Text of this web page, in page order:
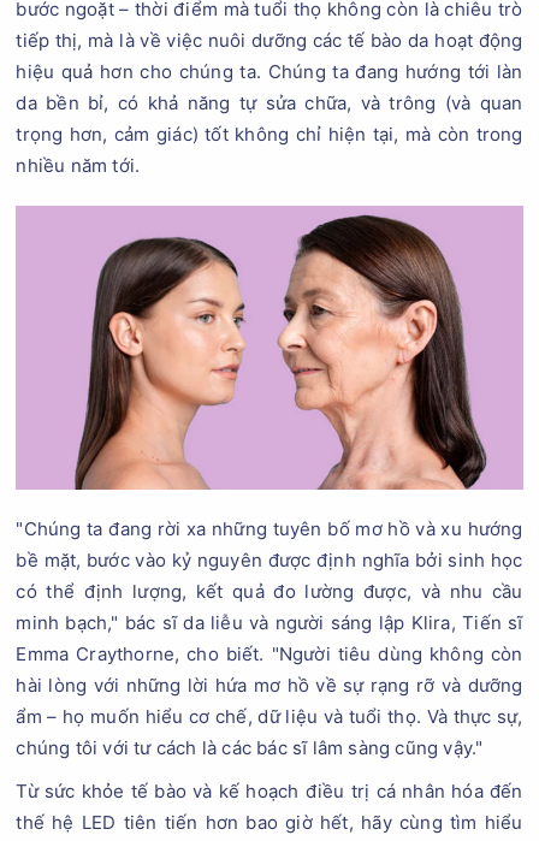
bước ngoặt – thời điểm mà tuổi thọ không còn là chiêu trò
tiếp thị, mà là về việc nuôi dưỡng các tế bào da hoạt động
hiệu quả hơn cho chúng ta. Chúng ta đang hướng tới làn
da bền bỉ, có khả năng tự sửa chữa, và trông (và quan
trọng hơn, cảm giác) tốt không chỉ hiện tại, mà còn trong
nhiều năm tới.
"Chúng ta đang rời xa những tuyên bố mơ hồ và xu hướng
bề mặt, bước vào kỷ nguyên được định nghĩa bởi sinh học
có thể định lượng, kết quả đo lường được, và nhu cầu
minh bạch," bác sĩ da liễu và người sáng lập Klira, Tiến sĩ
Emma Craythorne, cho biết. "Người tiêu dùng không còn
hài lòng với những lời hứa mơ hồ về sự rạng rỡ và dưỡng
ẩm – họ muốn hiểu cơ chế, dữ liệu và tuổi thọ. Và thực sự,
chúng tôi với tư cách là các bác sĩ lâm sàng cũng vậy."
Từ sức khỏe tế bào và kế hoạch điều trị cá nhân hóa đến
thế hệ LED tiên tiến hơn bao giờ hết, hãy cùng tìm hiểu